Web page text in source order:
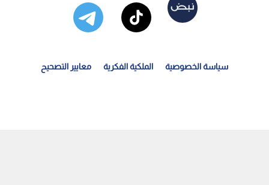
سياسة الخصوصية الملكية الفكرية معايير التصحيح